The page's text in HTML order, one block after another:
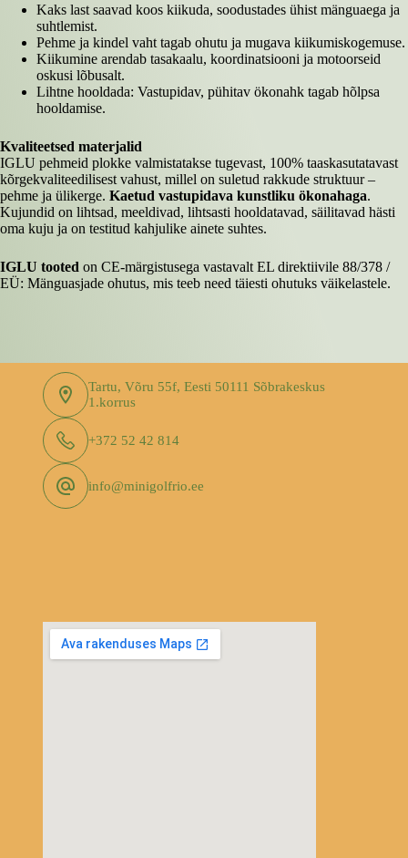
Kaks last saavad koos kiikuda, soodustades ühist mänguaega ja
suhtlemist.
Pehme ja kindel vaht tagab ohutu ja mugava kiikumiskogemuse.
Kiikumine arendab tasakaalu, koordinatsiooni ja motoorseid
oskusi lõbusalt.
Lihtne hooldada: Vastupidav, pühitav ökonahk tagab hõlpsa
hooldamise.
Kvaliteetsed materjalid
IGLU pehmeid plokke valmistatakse tugevast, 100% taaskasutatavast
kõrgekvaliteedilisest vahust, millel on suletud rakkude struktuur –
pehme ja ülikerge. Kaetud vastupidava kunstliku ökonahaga.
Kujundid on lihtsad, meeldivad, lihtsasti hooldatavad, säilitavad hästi
oma kuju ja on testitud kahjulike ainete suhtes.
IGLU tooted on CE-märgistusega vastavalt EL direktiivile 88/378 /
EÜ: Mänguasjade ohutus, mis teeb need täiesti ohutuks väikelastele.
Tartu, Võru 55f, Eesti 50111 Sõbrakeskus
1.korrus
+372 52 42 814
info@minigolfrio.ee